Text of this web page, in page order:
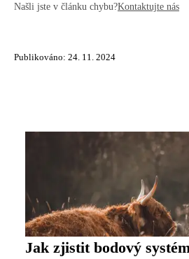
Našli jste v článku chybu?Kontaktujte nás
Publikováno: 24. 11. 2024
Jak zjistit bodový